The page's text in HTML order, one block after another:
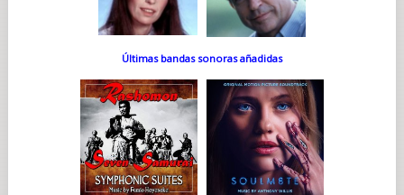
Últimas bandas sonoras añadidas